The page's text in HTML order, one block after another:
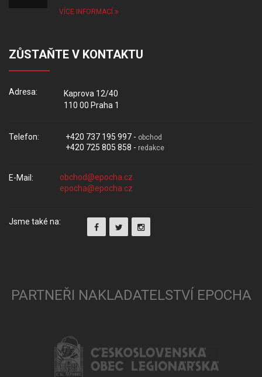
VÍCE INFORMACÍ
ZŮSTAŇTE V KONTAKTU
Adresa:
Kaprova 12/40
110 00 Praha 1
Telefon: +420 737 195 997 - obchod
+420 725 805 858 - redakce
E-Mail:
Jsme také na:
PARTNEŘI NAKLADATELSTVÍ EPOCHA